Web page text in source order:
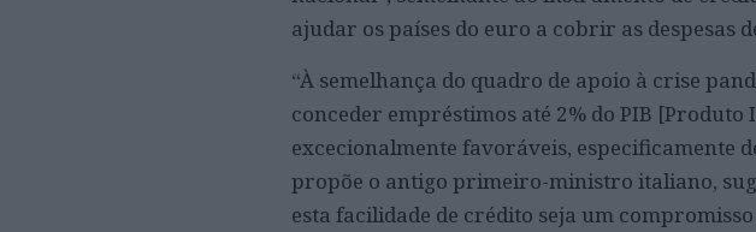
ajudar os países do euro a cobrir as despesas
“À semelhança do quadro de apoio à crise
conceder empréstimos até 2% do PIB
excecionalmente favoráveis, especificamente
propõe o antigo primeiro-ministro italiano,
esta facilidade de crédito seja um